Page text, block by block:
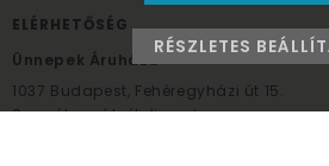
ELÉRHETŐSÉG
Ünnepek Áruháza
1037 Budapest, Fehéregyházi út 15.
Személyes átvételi pont
RÉSZLETES